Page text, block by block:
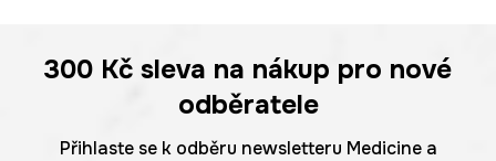
300 Kč sleva na nákup pro nové
odběratele
Přihlaste se k odběru newsletteru Medicine a